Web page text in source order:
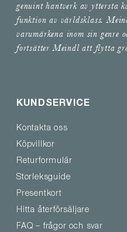
genuint hantverk av yttersta
funktion av världsklass.
varumärkena inom sin genre
fortsätter Meindl att flytta
KUNDSERVICE
Kontakta oss
Köpvillkor
Returformulär
Storleksguide
Presentkort
Hitta återförsäljare
FAQ – frågor och svar